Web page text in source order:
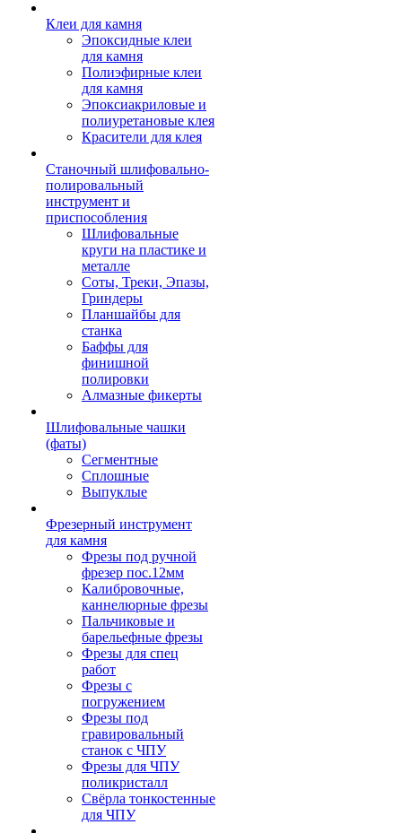
Клеи для камня
Эпоксидные клеи
для камня
Полиэфирные клеи
для камня
Эпоксиакриловые и
полиуретановые клея
Красители для клея
Станочный шлифовально-
полировальный
инструмент и
приспособления
Шлифовальные
круги на пластике и
металле
Соты, Треки, Эпазы,
Гриндеры
Планшайбы для
станка
Баффы для
финишной
полировки
Алмазные фикерты
Шлифовальные чашки
(фаты)
Сегментные
Сплошные
Выпуклые
Фрезерный инструмент
для камня
Фрезы под ручной
фрезер пос.12мм
Калибровочные,
каннелюрные фрезы
Пальчиковые и
барельефные фрезы
Фрезы для спец
работ
Фрезы с
погружением
Фрезы под
гравировальный
станок с ЧПУ
Фрезы для ЧПУ
поликристалл
Свёрла тонкостенные
для ЧПУ